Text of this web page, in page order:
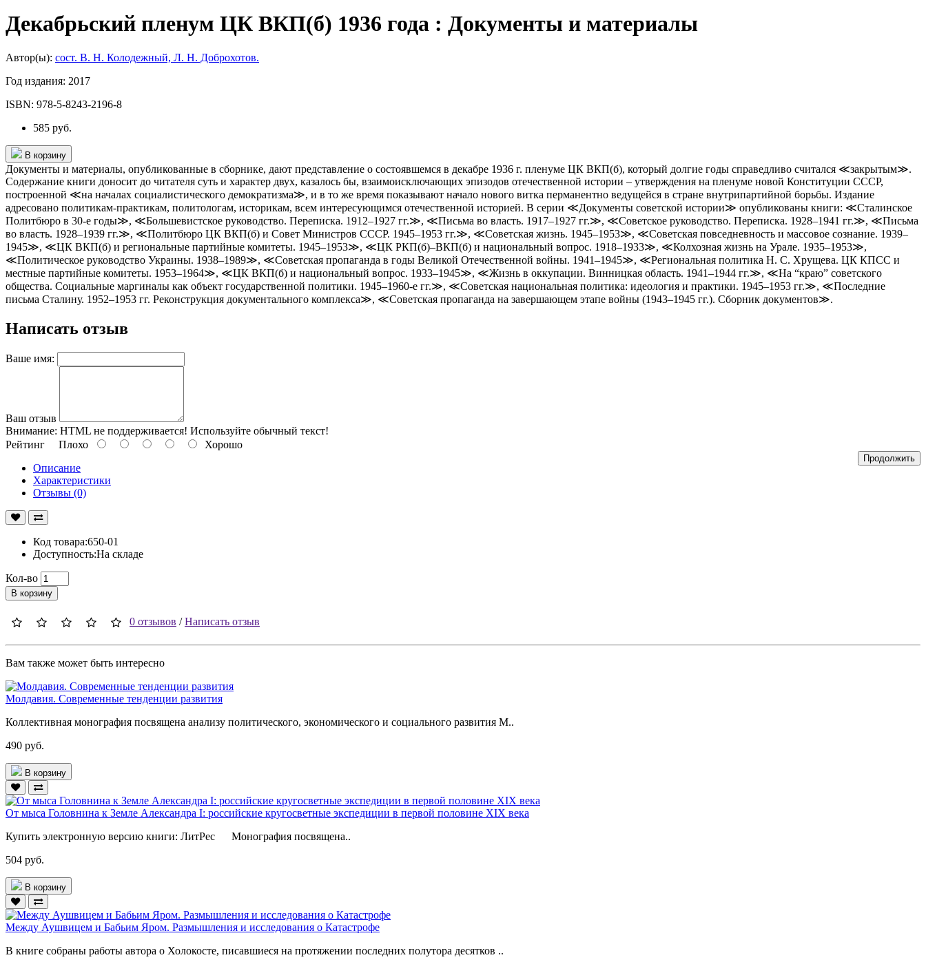
Декабрьский пленум ЦК ВКП(б) 1936 года : Документы и материалы
Автор(ы): сост. В. Н. Колодежный, Л. Н. Доброхотов.
Год издания: 2017
ISBN: 978-5-8243-2196-8
585 руб.
В корзину
Документы и материалы, опубликованные в сборнике, дают представление о состоявшемся в декабре 1936 г. пленуме ЦК ВКП(б), который долгие годы справедливо считался ≪закрытым≫.
Содержание книги доносит до читателя суть и характер двух, казалось бы, взаимоисключающих эпизодов отечественной истории – утверждения на пленуме новой Конституции СССР,
построенной ≪на началах социалистического демократизма≫, и в то же время показывают начало нового витка перманентно ведущейся в стране внутрипартийной борьбы. Издание
адресовано политикам-практикам, политологам, историкам, всем интересующимся отечественной историей. В серии ≪Документы советской истории≫ опубликованы книги: ≪Сталинское
Политбюро в 30-е годы≫, ≪Большевистское руководство. Переписка. 1912–1927 гг.≫, ≪Письма во власть. 1917–1927 гг.≫, ≪Советское руководство. Переписка. 1928–1941 гг.≫, ≪Письма
во власть. 1928–1939 гг.≫, ≪Политбюро ЦК ВКП(б) и Совет Министров СССР. 1945–1953 гг.≫, ≪Советская жизнь. 1945–1953≫, ≪Советская повседневность и массовое сознание. 1939–
1945≫, ≪ЦК ВКП(б) и региональные партийные комитеты. 1945–1953≫, ≪ЦК РКП(б)–ВКП(б) и национальный вопрос. 1918–1933≫, ≪Колхозная жизнь на Урале. 1935–1953≫,
≪Политическое руководство Украины. 1938–1989≫, ≪Советская пропаганда в годы Великой Отечественной войны. 1941–1945≫, ≪Региональная политика Н. С. Хрущева. ЦК КПСС и
местные партийные комитеты. 1953–1964≫, ≪ЦК ВКП(б) и национальный вопрос. 1933–1945≫, ≪Жизнь в оккупации. Винницкая область. 1941–1944 гг.≫, ≪На “краю” советского
общества. Социальные маргиналы как объект государственной политики. 1945–1960-е гг.≫, ≪Советская национальная политика: идеология и практики. 1945–1953 гг.≫, ≪Последние
письма Сталину. 1952–1953 гг. Реконструкция документального комплекса≫, ≪Советская пропаганда на завершающем этапе войны (1943–1945 гг.). Сборник документов≫.
Написать отзыв
Ваше имя:
Ваш отзыв
Внимание: HTML не поддерживается! Используйте обычный текст!
Рейтинг Плохо Хорошо
Продолжить
Описание
Характеристики
Отзывы (0)
Код товара:650-01
Доступность:На складе
Кол-во
В корзину
0 отзывов /Написать отзыв
Вам также может быть интересно
Молдавия. Современные тенденции развития
Коллективная монография посвящена анализу политического, экономического и социального развития М..
490 руб.
В корзину
От мыса Головнина к Земле Александра I: российские кругосветные экспедиции в первой половине XIX века
Купить электронную версию книги: ЛитРес Монография посвящена..
504 руб.
В корзину
Между Аушвицем и Бабьим Яром. Размышления и исследования о Катастрофе
В книге собраны работы автора о Холокосте, писавшиеся на протяжении последних полутора десятков ..